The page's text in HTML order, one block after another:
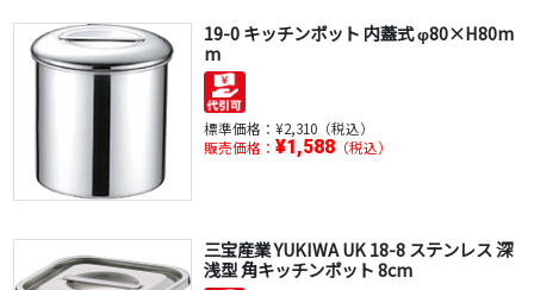
19-0 キッチンポット 内蓋式 φ80×H80m
m
標準価格： ¥2,310（税込）
販売価格： ¥1,588（税込）
三宝産業 YUKIWA UK 18-8 ステンレス 深
浅型 角キッチンポット 8cm